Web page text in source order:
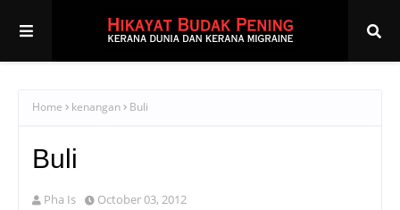
Home kenangan Buli
Buli
Pha Is October 03, 2012